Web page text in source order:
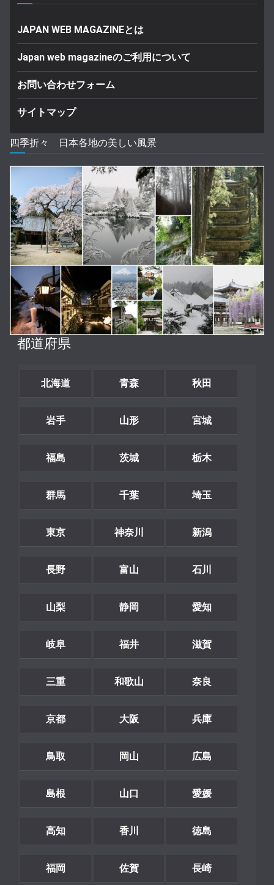
JAPAN WEB MAGAZINEとは
Japan web magazineのご利用について
お問い合わせフォーム
サイトマップ
四季折々 日本各地の美しい風景
都道府県
北海道 青森 秋田
岩手 山形 宮城
福島 茨城 栃木
群馬 千葉 埼玉
東京 神奈川 新潟
長野 富山 石川
山梨 静岡 愛知
岐阜 福井 滋賀
三重 和歌山 奈良
京都 大阪 兵庫
鳥取 岡山 広島
島根 山口 愛媛
高知 香川 徳島
福岡 佐賀 長崎